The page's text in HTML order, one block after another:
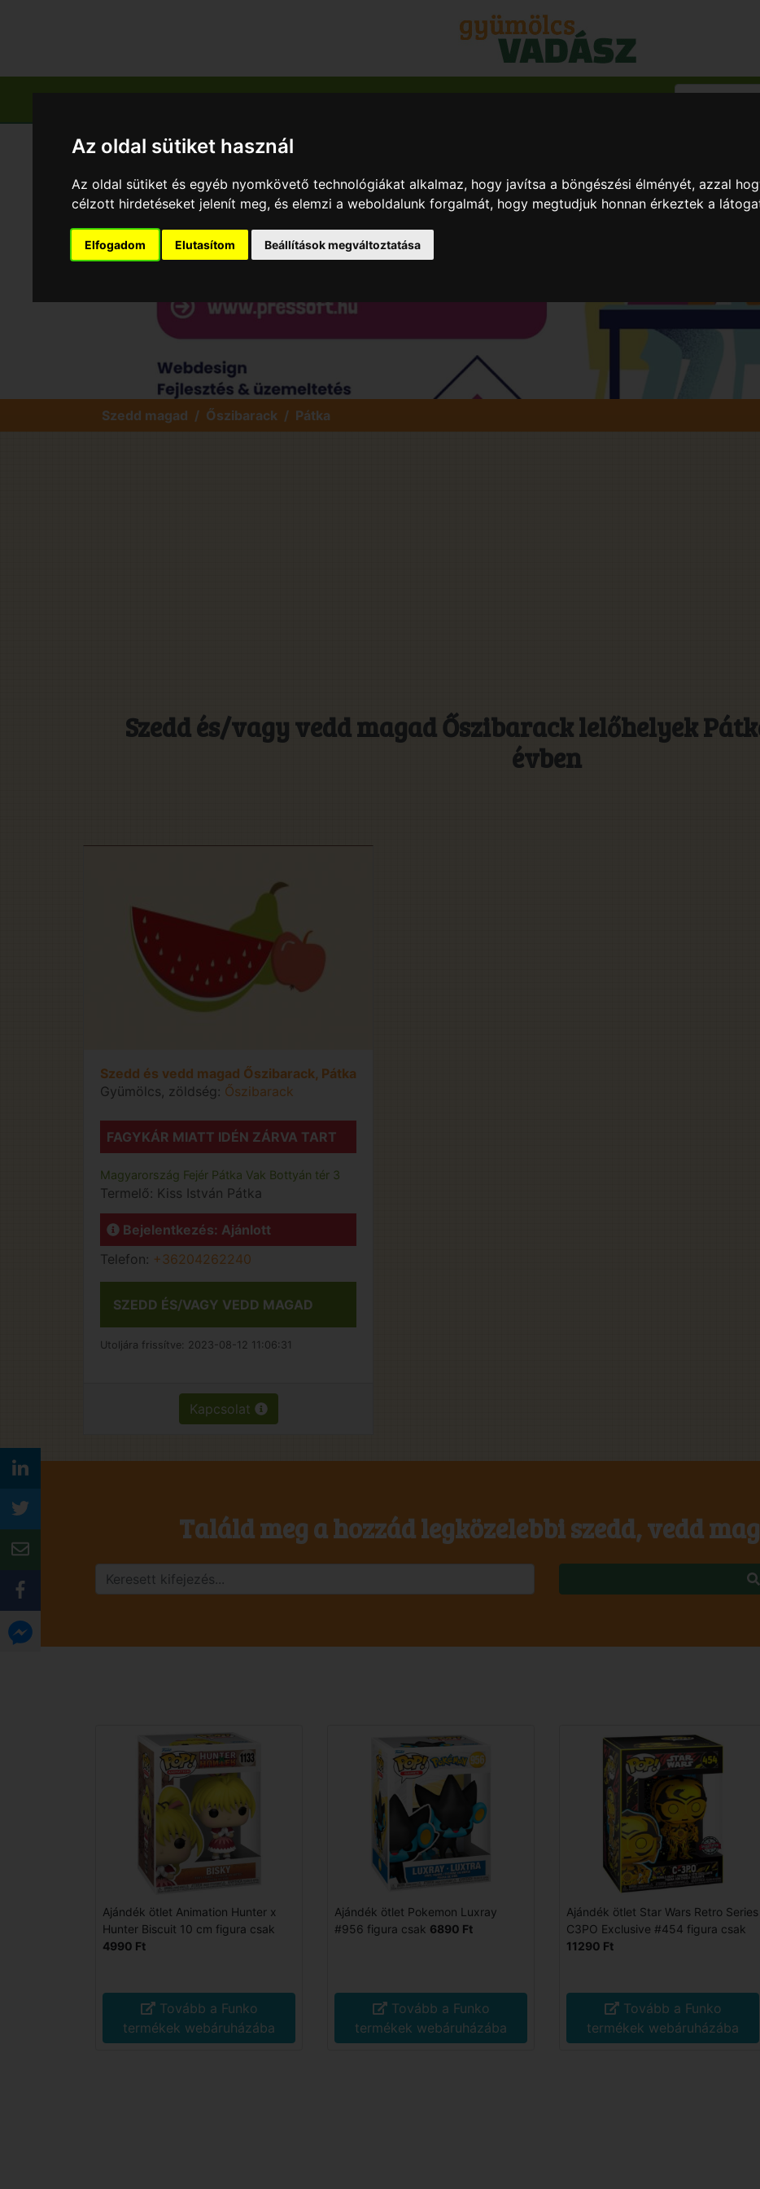
Az oldal sütiket használ
Az oldal sütiket és egyéb nyomkövető technológiákat alkalmaz, hogy javítsa a böngészési élményét, azzal
célzott hirdetéseket jelenít meg, és elemzi a weboldalunk forgalmát, hogy megtudjuk honnan érkeztek a
Elfogadom Elutasítom Beállítások megváltoztatása
Szedd magad Őszibarack Pátka
Szedd és/vagy vedd magad Őszibarack lelőhelyek
évben
Szedd és vedd magad Őszibarack, Pátka
Gyümölcs, zöldség: Őszibarack
FAGYKÁR MIATT IDÉN ZÁRVA TART
Magyarország Fejér Pátka Vak Bottyán tér 3
Termelő: Kiss István Pátka
Bejelentkezés: Ajánlott
Telefon: +36204262240
SZEDD ÉS/VAGY VEDD MAGAD
Utoljára frissítve: 2023-08-12 11:06:31
Kapcsolat
Találd meg a hozzád legközelebbi szedd, vedd
Ajándék ötlet Animation Hunter x
Hunter Biscuit 10 cm figura csak
4990 Ft
Tovább a Funko
termékek webáruházába
Ajándék ötlet Pokemon Luxray
#956 figura csak 6890 Ft
Tovább a Funko
termékek webáruházába
Ajándék ötlet Star Wars Retro Series
C3PO Exclusive #454 figura csak
11290 Ft
Tovább a Funko
termékek webáruházába